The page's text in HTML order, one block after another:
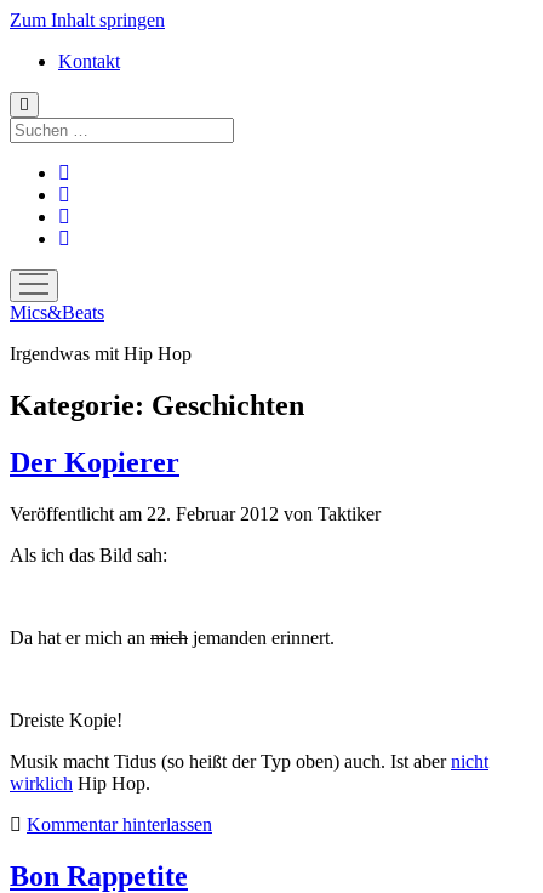
Zum Inhalt springen
Kontakt
Suchen
Menü
öffnen
Mics&Beats
Irgendwas mit Hip Hop
Kategorie: Geschichten
Der Kopierer
Veröffentlicht am 22. Februar 2012 von Taktiker
Als ich das Bild sah:
Da hat er mich an mich jemanden erinnert.
Dreiste Kopie!
Musik macht Tidus (so heißt der Typ oben) auch. Ist abernicht
wirklich Hip Hop.
Kommentar hinterlassen
Bon Rappetite